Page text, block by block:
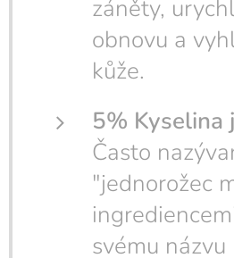
záněty,
obnovu a
kůže.
5% Kyselina
Často
"jednorožec
svému